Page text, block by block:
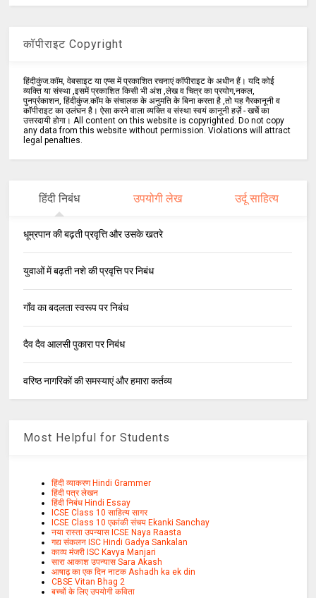
कॉपीराइट Copyright
हिंदीकुंज.कॉम, वेबसाइट या एप्स में प्रकाशित रचनाएं कॉपीराइट के अधीन हैं। यदि कोई
व्यक्ति या संस्था ,इसमें प्रकाशित किसी भी अंश ,लेख व चित्र का प्रयोग,नकल,
पुनर्प्रकाशन, हिंदीकुंज.कॉम के संचालक के अनुमति के बिना करता है ,तो यह गैरकानूनी व
कॉपीराइट का उलंघन है। ऐसा करने वाला व्यक्ति व संस्था स्वयं कानूनी हर्ज़े - खर्चे का
उत्तरदायी होगा। All content on this website is copyrighted. Do not copy
any data from this website without permission. Violations will attract
legal penalties.
हिंदी निबंध उपयोगी लेख उर्दू साहित्य
धूम्रपान की बढ़ती प्रवृत्ति और उसके खतरे
युवाओं में बढ़ती नशे की प्रवृत्ति पर निबंध
गाँव का बदलता स्वरूप पर निबंध
दैव दैव आलसी पुकारा पर निबंध
वरिष्ठ नागरिकों की समस्याएं और हमारा कर्तव्य
Most Helpful for Students
हिंदी व्याकरण Hindi Grammer
हिंदी पत्र लेखन
हिंदी निबंध Hindi Essay
ICSE Class 10 साहित्य सागर
ICSE Class 10 एकांकी संचय Ekanki Sanchay
नया रास्ता उपन्यास ICSE Naya Raasta
गद्य संकलन ISC Hindi Gadya Sankalan
काव्य मंजरी ISC Kavya Manjari
सारा आकाश उपन्यास Sara Akash
आषाढ़ का एक दिन नाटक Ashadh ka ek din
CBSE Vitan Bhag 2
बच्चों के लिए उपयोगी कविता